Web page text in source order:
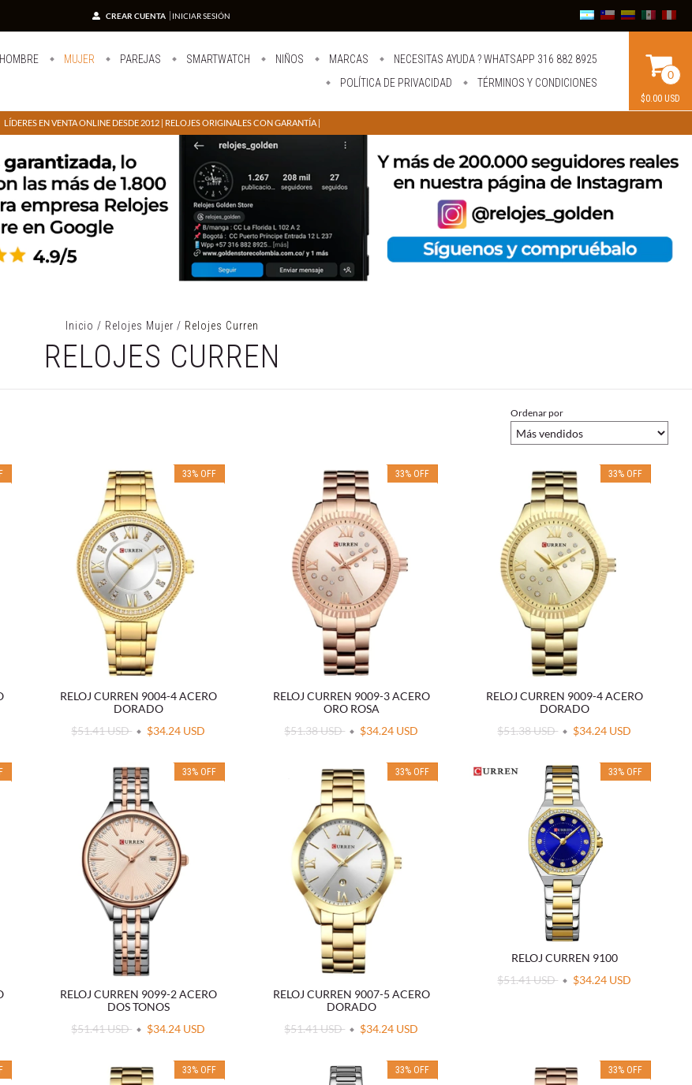
CREAR CUENTA INICIAR SESIÓN
HOMBRE MUJER PAREJAS SMARTWATCH NIÑOS MARCAS
NECESITAS AYUDA ? WHATSAPP 316 882 8925
POLÍTICA DE PRIVACIDAD
TÉRMINOS Y CONDICIONES
0
$0.00 USD
LÍDERES EN VENTA ONLINE DESDE 2012 | RELOJES ORIGINALES CON GARANTÍA |
Inicio / Relojes Mujer / Relojes Curren
RELOJES CURREN
Ordenar por
33% OFF
RELOJ CURREN 9004-4 ACERO
DORADO
$51.41 USD
$34.24 USD
33% OFF
RELOJ CURREN 9009-3 ACERO
ORO ROSA
$51.38 USD
$34.24 USD
33% OFF
RELOJ CURREN 9009-4 ACERO
DORADO
$51.38 USD
$34.24 USD
33% OFF
RELOJ CURREN 9099-2 ACERO
DOS TONOS
$51.41 USD
$34.24 USD
33% OFF
RELOJ CURREN 9007-5 ACERO
DORADO
$51.41 USD
$34.24 USD
33% OFF
RELOJ CURREN 9100
$51.41 USD
$34.24 USD
33% OFF 33% OFF 33% OFF